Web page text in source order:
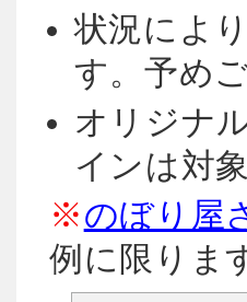
状況によ
す。予め
オリジナ
インは対象
※のぼり屋
例に限りま